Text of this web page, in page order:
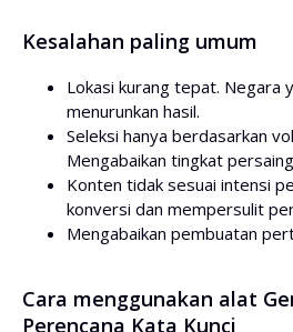
Kesalahan paling umum
Lokasi kurang tepat. Negara
menurunkan hasil.
Seleksi hanya berdasarkan
Mengabaikan tingkat
Konten tidak sesuai intensi
konversi dan mempersulit
Mengabaikan pembuatan
Cara menggunakan alat
Perencana Kata Kunci